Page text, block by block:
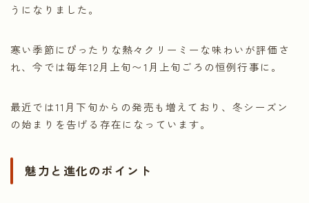
うになりました。
寒い季節にぴったりな熱々クリーミーな味わいが評価さ
れ、今では毎年12月上旬〜1月上旬ごろの恒例行事に。
最近では11月下旬からの発売も増えており、冬シーズン
の始まりを告げる存在になっています。
魅力と進化のポイント